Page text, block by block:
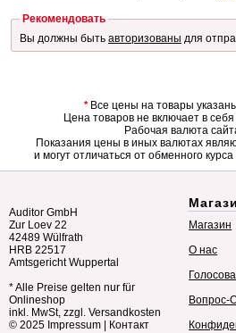
Рекомендовать
Вы должны быть авторизованы для
*Все цены на товары
Цена товаров не включает в себя
Рабочая валюта
Показания цены в иных валютах
и могут отличаться от обменного
Auditor GmbH
Zur Loev 22
42489 Wülfrath
HRB 22517
Amtsgericht Wuppertal
* Alle Preise gelten nur für
Onlineshop
inkl. MwSt, zzgl. Versandkosten
© 2025 Impressum Контакт
Магазин
О нас
Вопрос-